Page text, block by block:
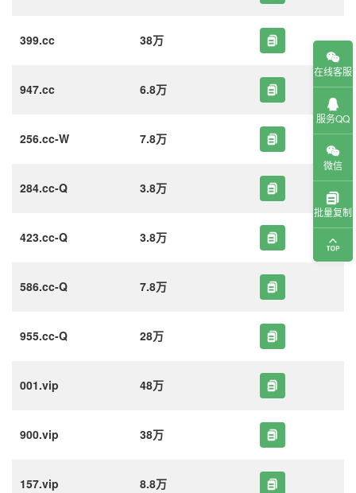
399.cc 38万
947.cc 6.8万
256.cc-W 7.8万
284.cc-Q 3.8万
423.cc-Q 3.8万
586.cc-Q 7.8万
955.cc-Q 28万
001.vip 48万
900.vip 38万
157.vip 8.8万
在线客服
服务QQ
微信
批量复制